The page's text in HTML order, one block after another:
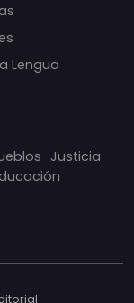
Lengua
Justicia